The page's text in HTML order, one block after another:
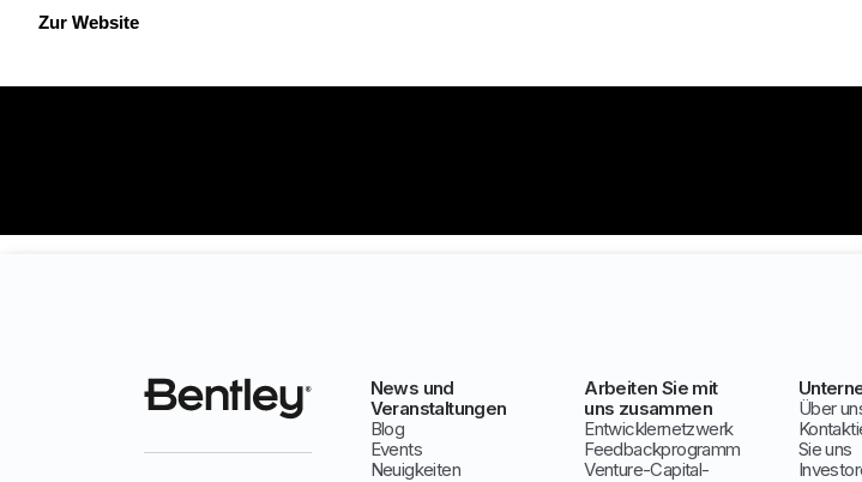
Zur Website
News und
Veranstaltungen
Blog
Events
Neuigkeiten
Arbeiten Sie mit
uns zusammen
Entwicklernetzwerk
Feedbackprogramm
Venture-Capital-
Über
Sie uns